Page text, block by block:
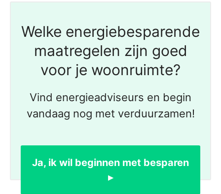
Welke energiebesparende
maatregelen zijn goed
voor je woonruimte?
Vind energieadviseurs en begin
vandaag nog met verduurzamen!
Ja, ik wil beginnen met besparen
▸